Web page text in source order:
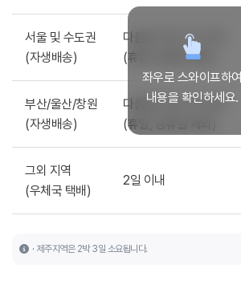
좌우로 스와이프하여
내용을 확인하세요.
서울 및 수도권
(자생배송)
다음날 저녁 7시 이전
(휴일, 공휴일 제외)
부산/울산/창원
(자생배송)
다음날 저녁 7시 이전
(휴일, 공휴일 제외)
그외 지역
(우체국 택배)
2일 이내
제주지역은 2박 3일 소요됩니다.